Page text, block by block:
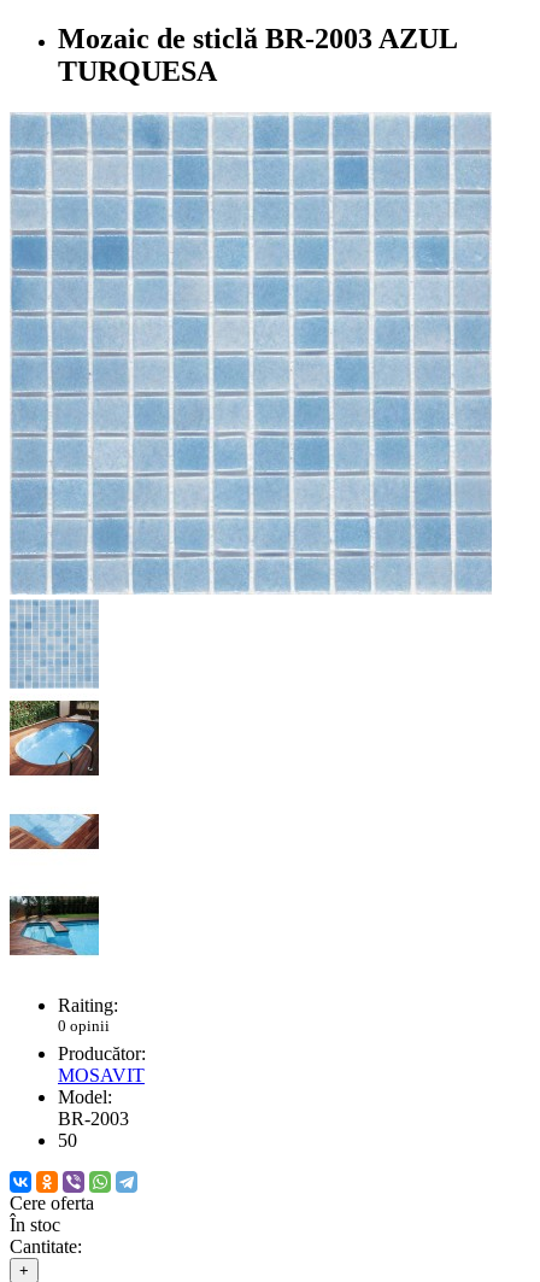
Mozaic de sticlă BR-2003 AZUL
TURQUESA
Raiting:
0 opinii
Producător:
MOSAVIT
Model:
BR-2003
50
Cere oferta
În stoc
Cantitate:
+